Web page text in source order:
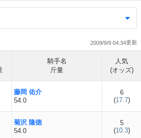
2009/9/9 04:34
騎手名
斤量
人気
(オッズ)
藤岡 佑介
54.0
6
(17.7)
菊沢 隆徳
54.0
5
(10.3)